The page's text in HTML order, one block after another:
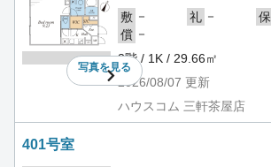
写真を見る
敷 － 礼 － 保
償 －
3階 / 1K / 29.66㎡
2026/08/07 更新
ハウスコム 三軒茶屋店
401号室